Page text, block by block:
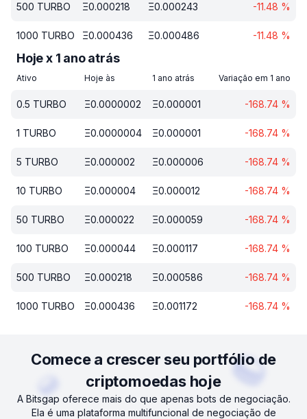
500 TURBO Ξ0.000218 Ξ0.000243 -11.48 %
1000 TURBO Ξ0.000436 Ξ0.000486 -11.48 %
Hoje x 1 ano atrás
Ativo Hoje às 1 ano atrás Variação em 1 ano
0.5 TURBO Ξ0.0000002 Ξ0.000001 -168.74 %
1 TURBO Ξ0.0000004 Ξ0.000001 -168.74 %
5 TURBO Ξ0.000002 Ξ0.000006 -168.74 %
10 TURBO Ξ0.000004 Ξ0.000012 -168.74 %
50 TURBO Ξ0.000022 Ξ0.000059 -168.74 %
100 TURBO Ξ0.000044 Ξ0.000117 -168.74 %
500 TURBO Ξ0.000218 Ξ0.000586 -168.74 %
1000 TURBO Ξ0.000436 Ξ0.001172 -168.74 %
Comece a crescer seu portfólio de
criptomoedas hoje
A Bitsgap oferece mais do que apenas bots de negociação.
Ela é uma plataforma multifuncional de negociação de